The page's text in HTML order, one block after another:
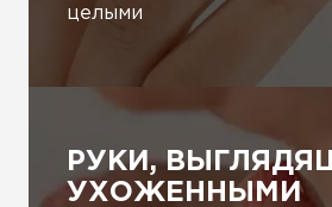
целыми
РУКИ,
УХОЖЕННЫМИ